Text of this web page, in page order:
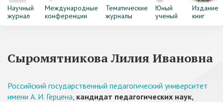
Научный
журнал
Международные
конференции
Тематические
журналы
Юный
ученый
Издание
книг
Сыромятникова Лилия Ивановна
Российский государственный педагогический университет
имени А. И. Герцена, кандидат педагогических наук,